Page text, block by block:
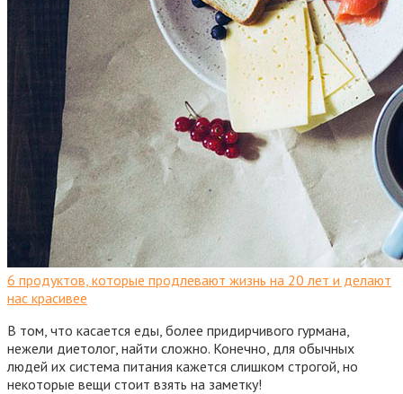
6 продуктов, которые продлевают жизнь на 20 лет и делают
нас красивее
В том, что касается еды, более придирчивого гурмана,
нежели диетолог, найти сложно. Конечно, для обычных
людей их система питания кажется слишком строгой, но
некоторые вещи стоит взять на заметку!